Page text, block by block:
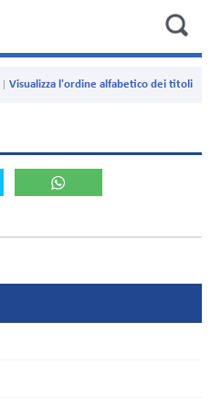
Visualizza l'ordine alfabetico dei titoli